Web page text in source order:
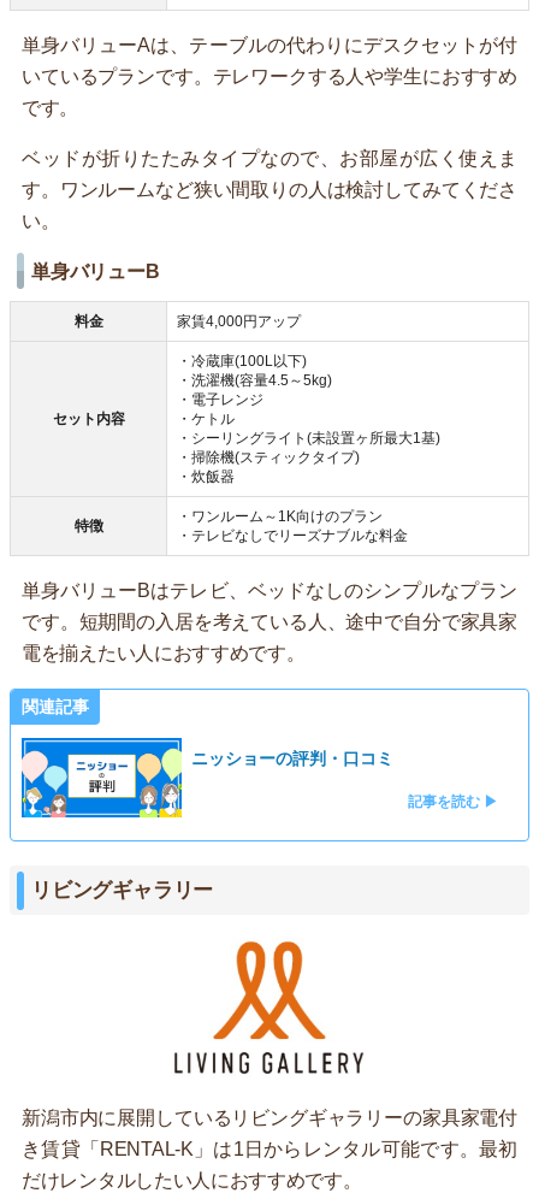
単身バリューAは、テーブルの代わりにデスクセットが付
いているプランです。テレワークする人や学生におすすめ
です。
ベッドが折りたたみタイプなので、お部屋が広く使えま
す。ワンルームなど狭い間取りの人は検討してみてくださ
い。
単身バリューB
料金 家賃4,000円アップ
セット内容
・冷蔵庫(100L以下)
・洗濯機(容量4.5～5kg)
・電子レンジ
・ケトル
・シーリングライト(未設置ヶ所最大1基)
・掃除機(スティックタイプ)
・炊飯器
特徴
・ワンルーム～1K向けのプラン
・テレビなしでリーズナブルな料金
単身バリューBはテレビ、ベッドなしのシンプルなプラン
です。短期間の入居を考えている人、途中で自分で家具家
電を揃えたい人におすすめです。
関連記事
ニッショーの評判・口コミ
記事を読む ▶
リビングギャラリー
新潟市内に展開しているリビングギャラリーの家具家電付
き賃貸「RENTAL-K」は1日からレンタル可能です。最初
だけレンタルしたい人におすすめです。